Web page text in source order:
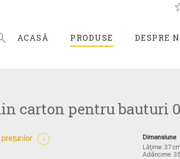
ACASĂ PRODUSE DESPRE
carton pentru bauturi
prețurilor
Dimensiune
Lăţime: 37 cm
Adâncime: